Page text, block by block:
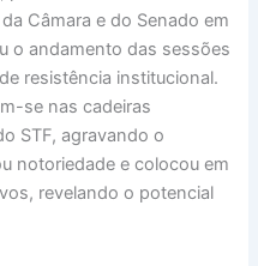
Câmara e do Senado em
o andamento das sessões
resistência institucional.
se nas cadeiras
STF, agravando o
notoriedade e colocou em
revelando o potencial